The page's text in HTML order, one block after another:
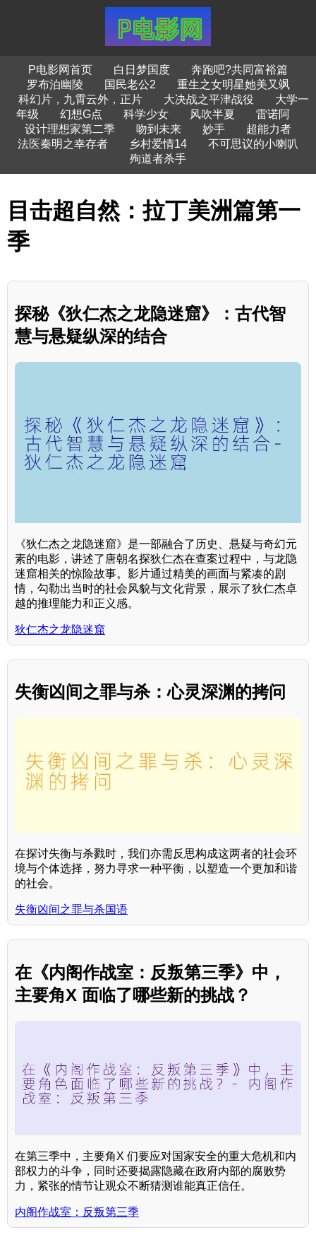
P电影网首页 白日梦国度
奔跑吧?共同富裕篇
罗布泊幽陵
国民老公2
重生之女明星她美又飒
科幻片，九霄云外，正片
大决战之平津战役
大学一
年级
幻想G点 科学少女 风吹半夏
雷诺阿
设计理想家第二季
吻到未来 妙手
超能力者
法医秦明之幸存者
乡村爱情14
不可思议的小喇叭
殉道者杀手
目击超自然：拉丁美洲篇第一
季
探秘《狄仁杰之龙隐迷窟》：古代智
慧与悬疑纵深的结合
《狄仁杰之龙隐迷窟》是一部融合了历史、悬疑与奇幻元
素的电影，讲述了唐朝名探狄仁杰在查案过程中，与龙隐
迷窟相关的惊险故事。影片通过精美的画面与紧凑的剧
情，勾勒出当时的社会风貌与文化背景，展示了狄仁杰卓
越的推理能力和正义感。
狄仁杰之龙隐迷窟
失衡凶间之罪与杀：心灵深渊的拷问
在探讨失衡与杀戮时，我们亦需反思构成这两者的社会环
境与个体选择，努力寻求一种平衡，以塑造一个更加和谐
的社会。
失衡凶间之罪与杀国语
在《内阁作战室：反叛第三季》中，
主要角X 面临了哪些新的挑战？
在第三季中，主要角X 们要应对国家安全的重大危机和内
部权力的斗争，同时还要揭露隐藏在政府内部的腐败势
力，紧张的情节让观众不断猜测谁能真正信任。
内阁作战室：反叛第三季